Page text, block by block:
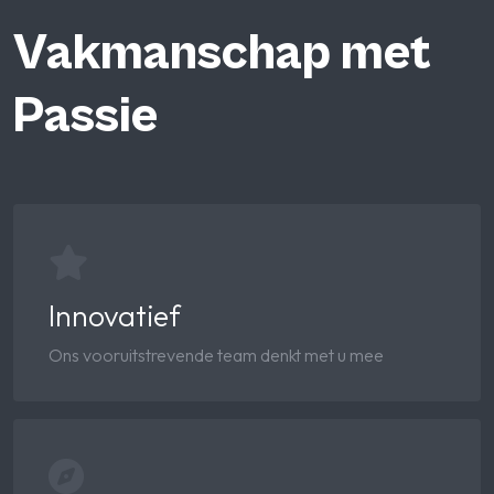
Vakmanschap met
Passie
Innovatief
Ons vooruitstrevende team denkt met u mee